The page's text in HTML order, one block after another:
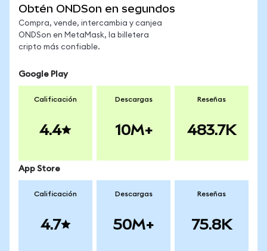
Obtén ONDSon en segundos
Compra, vende, intercambia y canjea
ONDSon en MetaMask, la billetera
cripto más confiable.
Google Play
Calificación
4.4
Descargas
10M+
Reseñas
483.7K
App Store
Calificación
4.7
Descargas
50M+
Reseñas
75.8K